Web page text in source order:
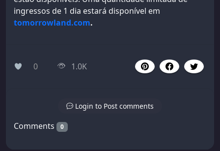
ingressos de 1 dia estará disponível em
tomorrowland.com.
0 1.0K
Login to Post comments
Comments 0